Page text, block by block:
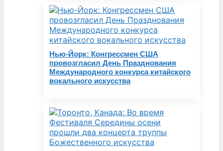
Нью-Йорк: Конгрессмен США
провозгласил День Празднования
Международного конкурса китайского
вокального искусства